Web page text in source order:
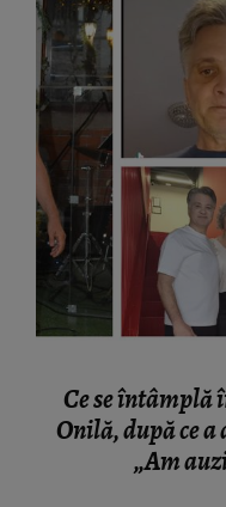
Ce se întâmplă
Onilă, după ce
„Am